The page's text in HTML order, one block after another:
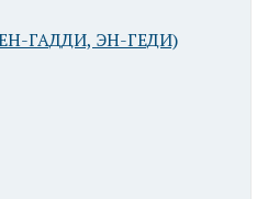
ГАДДИ, ЭН-ГЕДИ)